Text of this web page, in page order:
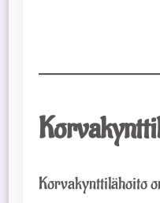
Korvakynttilähoito